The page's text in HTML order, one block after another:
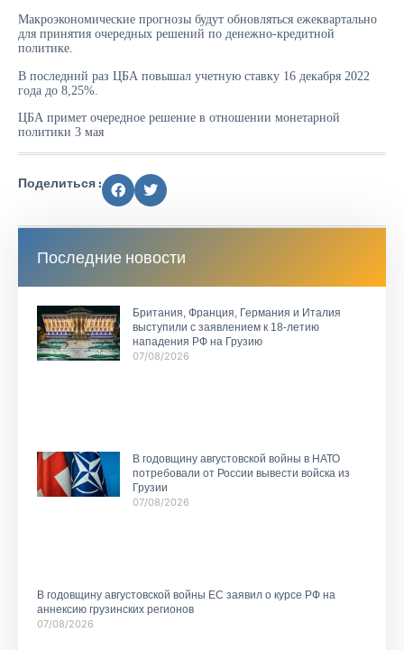
Макроэкономические прогнозы будут обновляться ежеквартально
для принятия очередных решений по денежно-кредитной
политике.
В последний раз ЦБА повышал учетную ставку 16 декабря 2022
года до 8,25%.
ЦБА примет очередное решение в отношении монетарной
политики 3 мая
Поделиться :
Последние новости
Британия, Франция, Германия и Италия
выступили с заявлением к 18-летию
нападения РФ на Грузию
07/08/2026
В годовщину августовской войны в НАТО
потребовали от России вывести войска из
Грузии
07/08/2026
В годовщину августовской войны ЕС заявил о курсе РФ на
аннексию грузинских регионов
07/08/2026